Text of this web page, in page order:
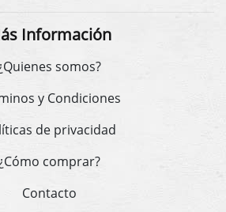
Información
somos?
y Condiciones
de privacidad
comprar?
Contacto